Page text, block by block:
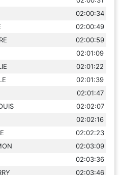
02:00:34
02:00:49
02:00:59
02:01:09
02:01:22
02:01:39
02:01:47
02:02:07
02:02:16
02:02:23
02:03:09
02:03:36
02:03:46